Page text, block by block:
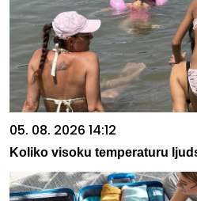
05. 08. 2026 14:12
Koliko visoku temperaturu